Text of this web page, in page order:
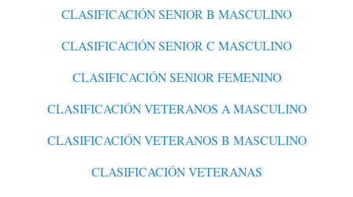
CLASIFICACIÓN SENIOR B MASCULINO
CLASIFICACIÓN SENIOR C MASCULINO
CLASIFICACIÓN SENIOR FEMENINO
CLASIFICACIÓN VETERANOS A MASCULINO
CLASIFICACIÓN VETERANOS B MASCULINO
CLASIFICACIÓN VETERANAS